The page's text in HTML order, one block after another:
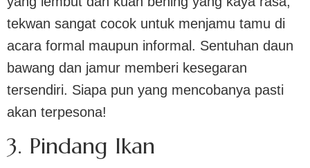
tekwan sangat cocok untuk menjamu tamu di
acara formal maupun informal. Sentuhan daun
bawang dan jamur memberi kesegaran
tersendiri. Siapa pun yang mencobanya pasti
akan terpesona!
3. Pindang Ikan